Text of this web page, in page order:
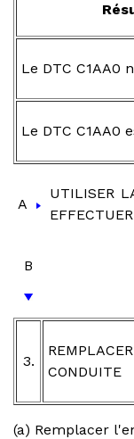
Le DTC C1AA0
Le DTC C1AA0
A
UTILISER
B
3.
CONDUITE
(a) Remplacer